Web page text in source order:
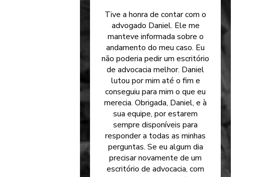
Tive a honra de contar com o
advogado Daniel. Ele me
manteve informada sobre o
andamento do meu caso. Eu
não poderia pedir um escritório
de advocacia melhor. Daniel
lutou por mim até o fim e
conseguiu para mim o que eu
merecia. Obrigada, Daniel, e à
sua equipe, por estarem
sempre disponíveis para
responder a todas as minhas
perguntas. Se eu algum dia
precisar novamente de um
escritório de advocacia, com